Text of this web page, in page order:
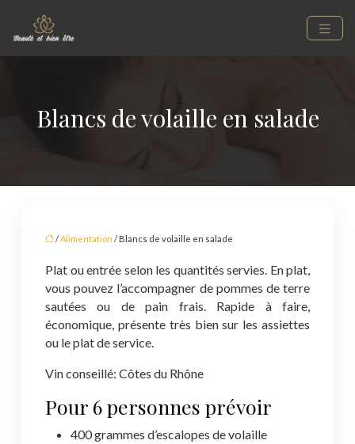
Blancs de volaille en salade
/Alimentation / Blancs de volaille en salade
Plat ou entrée selon les quantités servies. En plat,
vous pouvez l’accompagner de pommes de terre
sautées ou de pain frais. Rapide à faire,
économique, présente très bien sur les assiettes
ou le plat de service.
Vin conseillé: Côtes du Rhône
Pour 6 personnes prévoir
400 grammes d’escalopes de volaille